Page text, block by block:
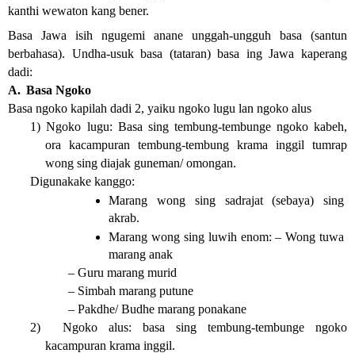
kanthi wewaton kang bener.
Basa Jawa isih ngugemi anane unggah-ungguh basa (santun
berbahasa). Undha-usuk basa (tataran) basa ing Jawa kaperang
dadi:
A. Basa Ngoko
Basa ngoko kapilah dadi 2, yaiku ngoko lugu lan ngoko alus
1) Ngoko lugu: Basa sing tembung-tembunge ngoko kabeh,
ora kacampuran tembung-tembung krama inggil tumrap
wong sing diajak guneman/ omongan.
Digunakake kanggo:
Marang wong sing sadrajat (sebaya) sing
akrab.
Marang wong sing luwih enom: – Wong tuwa
marang anak
– Guru marang murid
– Simbah marang putune
– Pakdhe/ Budhe marang ponakane
2)
Ngoko alus: basa sing tembung-tembunge ngoko
kacampuran krama inggil.